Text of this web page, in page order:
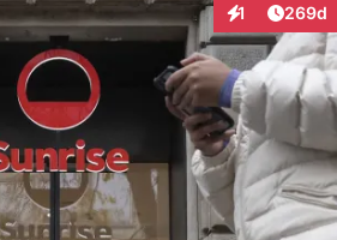
1
Interaktionen
269d